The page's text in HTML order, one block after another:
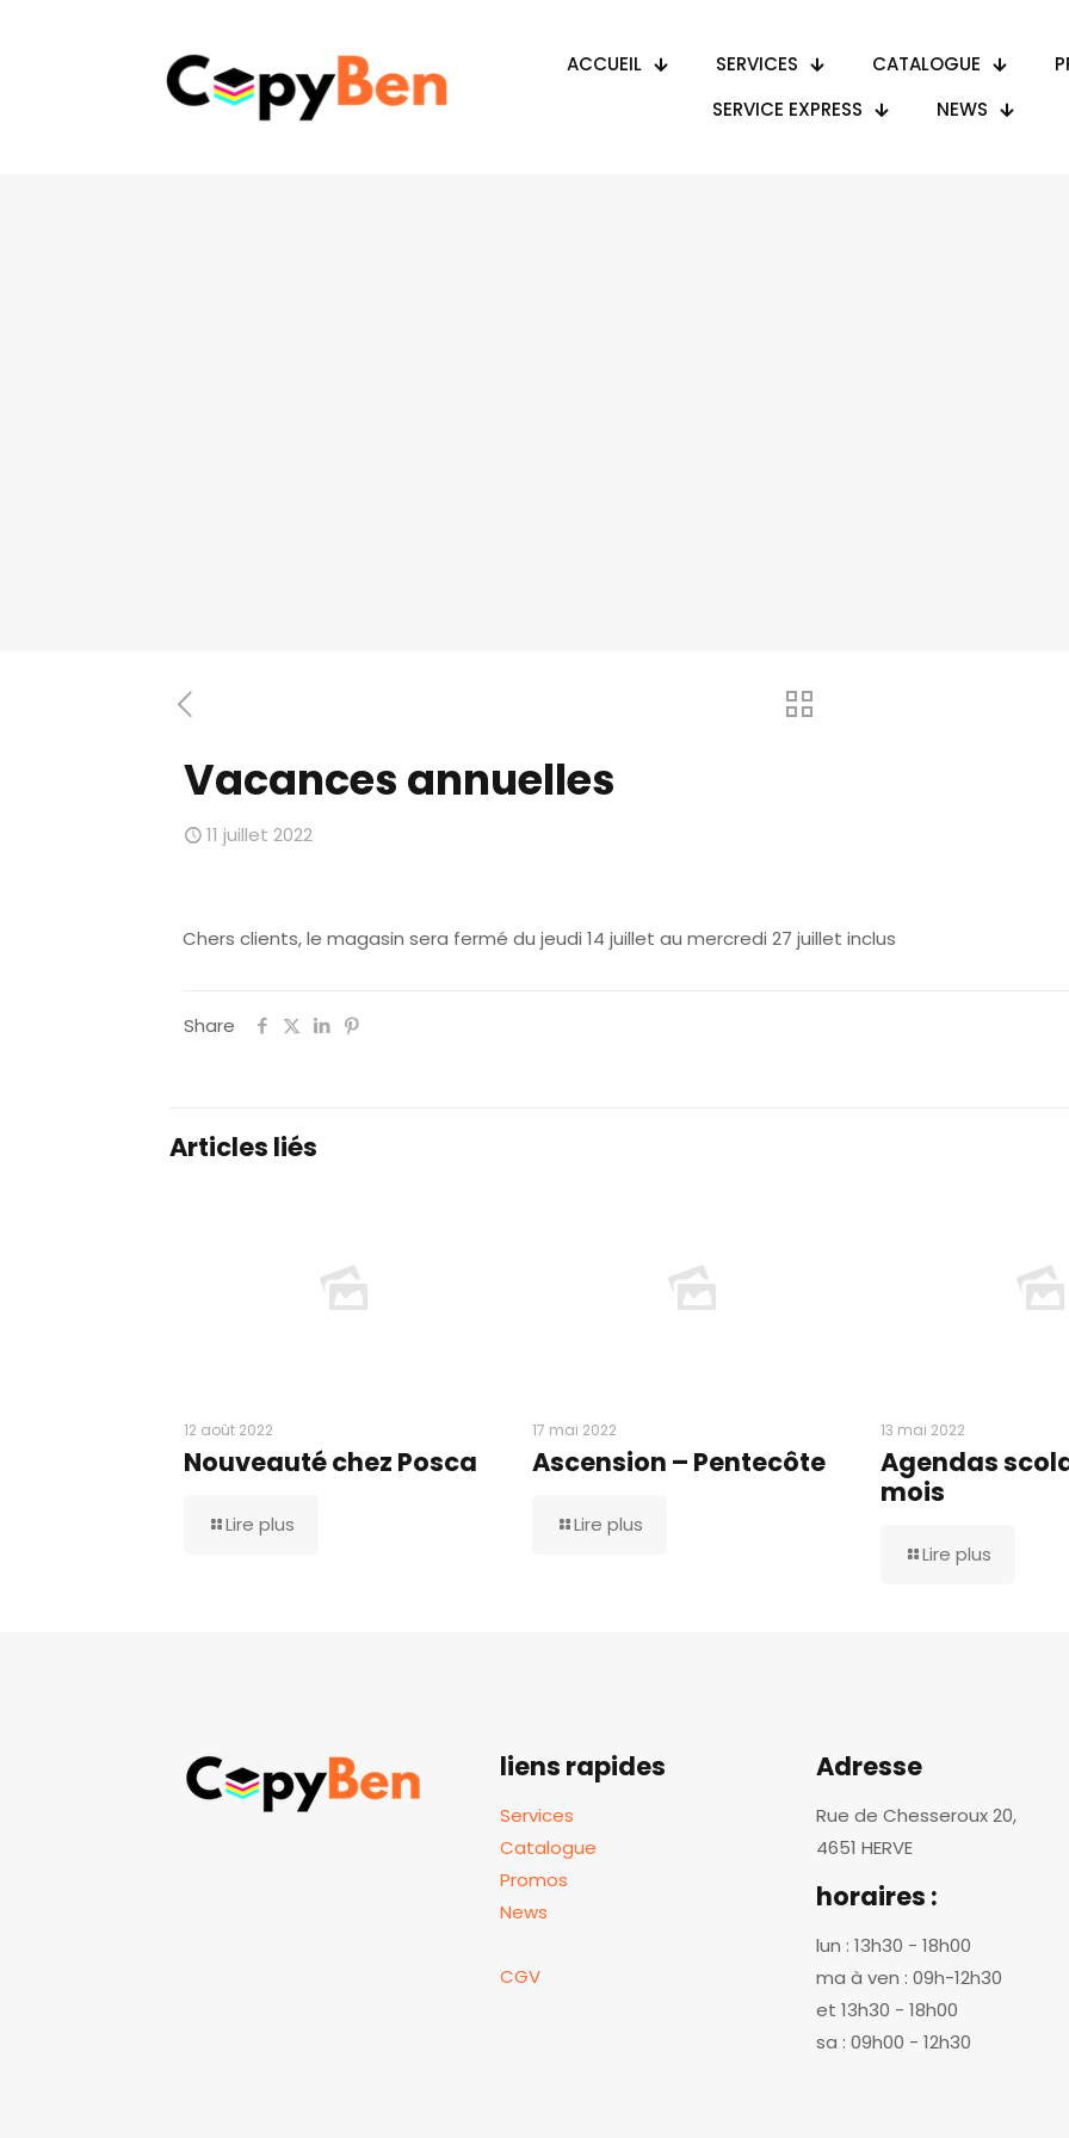
ACCUEIL SERVICES CATALOGUE
SERVICE EXPRESS
NEWS
Vacances annuelles
11 juillet 2022
Chers clients, le magasin sera fermé du jeudi 14 juillet au mercredi 27 juillet inclus
Share
Articles liés
12 août 2022
Nouveauté chez Posca
Lire plus
17 mai 2022
Ascension – Pentecôte
Lire plus
13 mai 2022
Agendas
mois
Lire plus
liens rapides
Services
Catalogue
Promos
News
CGV
Adresse
Rue de Chesseroux 20,
4651 HERVE
horaires :
lun : 13h30 - 18h00
ma à ven : 09h-12h30
et 13h30 - 18h00
sa : 09h00 - 12h30